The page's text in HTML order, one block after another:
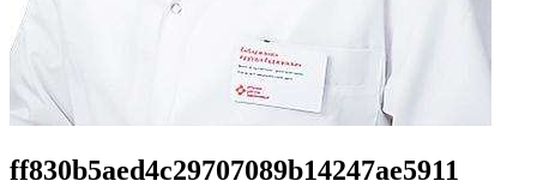
ff830b5aed4c29707089b14247ae5911